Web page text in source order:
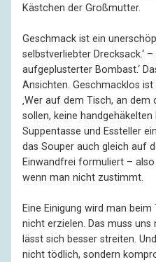
Kästchen der Großmutter.
Geschmack ist ein
selbstverliebter Drecksack.‘
aufgeplusterter Bombast.‘
Ansichten. Geschmacklos
‚Wer auf dem Tisch, an
sollen, keine
Suppentasse und Essteller
das Souper auch gleich auf
Einwandfrei formuliert –
wenn man nicht zustimmt.
Eine Einigung wird man
nicht erzielen. Das muss
lässt sich besser streiten.
nicht tödlich, sondern